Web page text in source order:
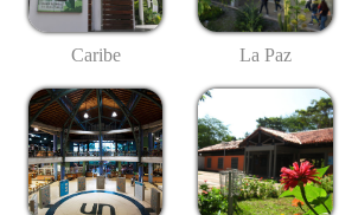
Caribe La Paz